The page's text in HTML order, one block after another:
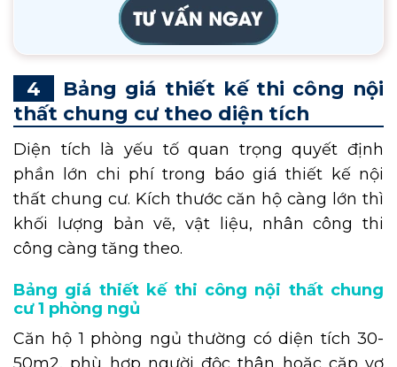
Bảng giá thiết kế thi công nội
thất chung cư theo diện tích
Diện tích là yếu tố quan trọng quyết định
phần lớn chi phí trong báo giá thiết kế nội
thất chung cư. Kích thước căn hộ càng lớn thì
khối lượng bản vẽ, vật liệu, nhân công thi
công càng tăng theo.
Bảng giá thiết kế thi công nội thất chung
cư 1 phòng ngủ
Căn hộ 1 phòng ngủ thường có diện tích 30-